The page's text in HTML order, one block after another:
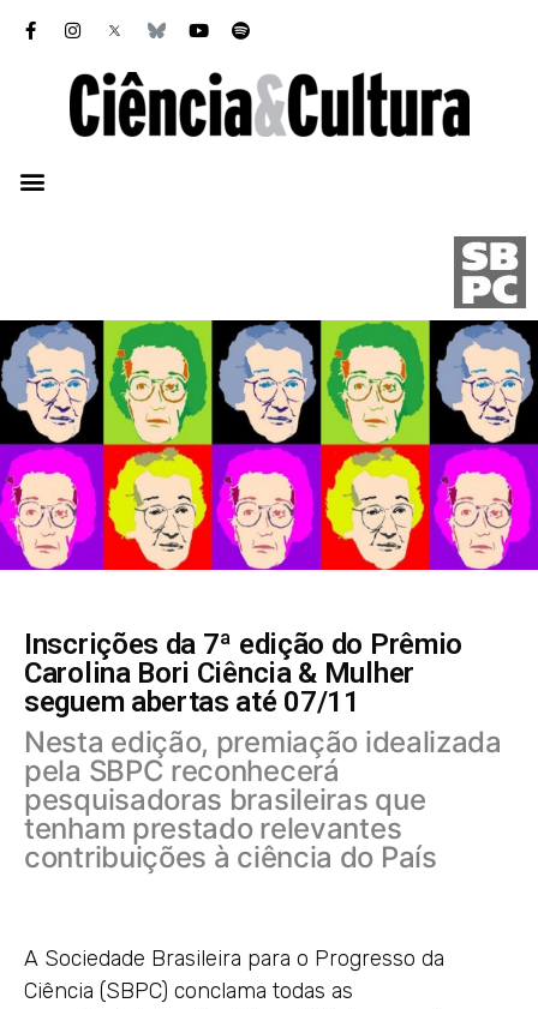
Inscrições da 7ª edição do Prêmio
Carolina Bori Ciência & Mulher
seguem abertas até 07/11
Nesta edição, premiação idealizada
pela SBPC reconhecerá
pesquisadoras brasileiras que
tenham prestado relevantes
contribuições à ciência do País
A Sociedade Brasileira para o Progresso da
Ciência (SBPC) conclama todas as